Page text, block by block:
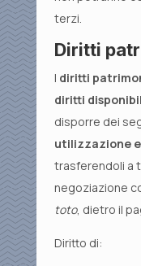
terzi.
Diritti
I diritti
diritti
disporre dei
utilizzazione
trasferendoli a
negoziazione
toto, dietro il
Diritto di: